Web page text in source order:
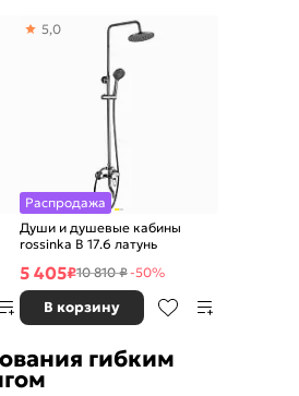
Распродажа
Души и душевые кабины
rossinka B 17.6 латунь
5,0
5 405₽10 810 ₽-50%
В корзину
гибким